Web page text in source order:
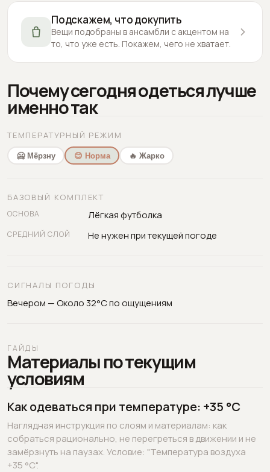
Подскажем, что докупить
Вещи подобраны в ансамбли с акцентом на
то, что уже есть. Покажем, чего не хватает.
Почему сегодня одеться лучше
именно так
ТЕМПЕРАТУРНЫЙ РЕЖИМ
🥶 Мёрзну 😊 Норма 🔥 Жарко
БАЗОВЫЙ КОМПЛЕКТ
ОСНОВА Лёгкая футболка
СРЕДНИЙ СЛОЙ Не нужен при текущей погоде
СИГНАЛЫ ПОГОДЫ
Вечером — Около 32°C по ощущениям
ГАЙДЫ
Материалы по текущим
условиям
Как одеваться при температуре: +35 °C
Наглядная инструкция по слоям и материалам: как
собраться рационально, не перегреться в движении и не
замёрзнуть на паузах. Условие: "Температура воздуха
+35 °C".